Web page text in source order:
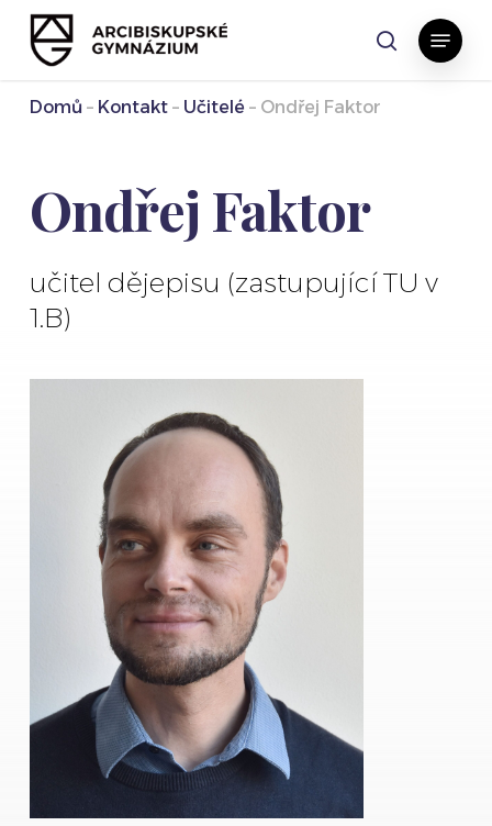
Skip
main
search
Menu
Domů – Kontakt– Učitelé – Ondřej Faktor
Ondřej Faktor
učitel dějepisu (zastupující TU v
1.B)